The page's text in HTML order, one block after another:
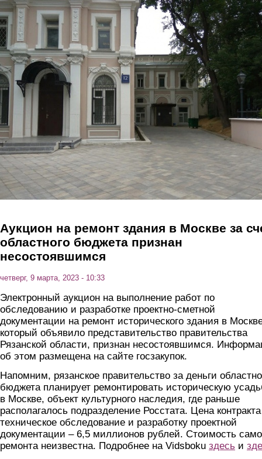
Перейти к основному содержанию
Аукцион на ремонт здания в Москве за
областного бюджета признан
несостоявшимся
четверг, 9 марта, 2023 - 10:33
Электронный аукцион на выполнение работ по
обследованию и разработке проектно-сметной
документации на ремонт исторического здания в
который объявило представительство правительства
Рязанской области, признан несостоявшимся.
об этом размещена на сайте госзакупок.
Напомним, рязанское правительство за деньги
бюджета планирует ремонтировать историческую
в Москве, объект культурного наследия, где раньше
располагалось подразделение Росстата. Цена
техническое обследование и разработку проектной
документации – 6,5 миллионов рублей. Стоимость
ремонта неизвестна. Подробнее на Vidsboku здесь и